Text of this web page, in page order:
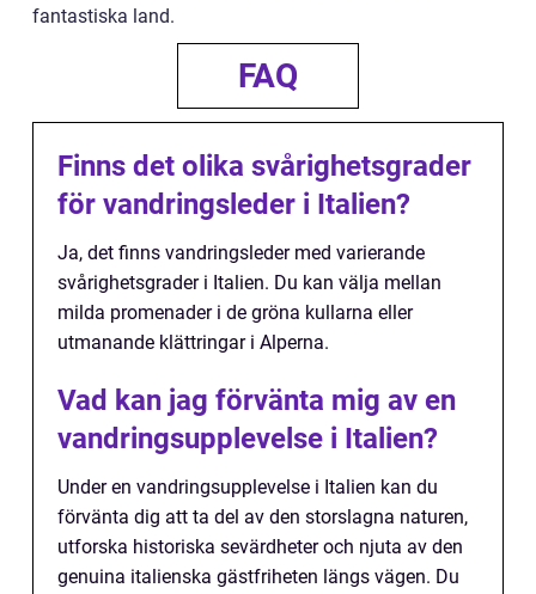
fantastiska land.
FAQ
Finns det olika svårighetsgrader
för vandringsleder i Italien?
Ja, det finns vandringsleder med varierande
svårighetsgrader i Italien. Du kan välja mellan
milda promenader i de gröna kullarna eller
utmanande klättringar i Alperna.
Vad kan jag förvänta mig av en
vandringsupplevelse i Italien?
Under en vandringsupplevelse i Italien kan du
förvänta dig att ta del av den storslagna naturen,
utforska historiska sevärdheter och njuta av den
genuina italienska gästfriheten längs vägen. Du